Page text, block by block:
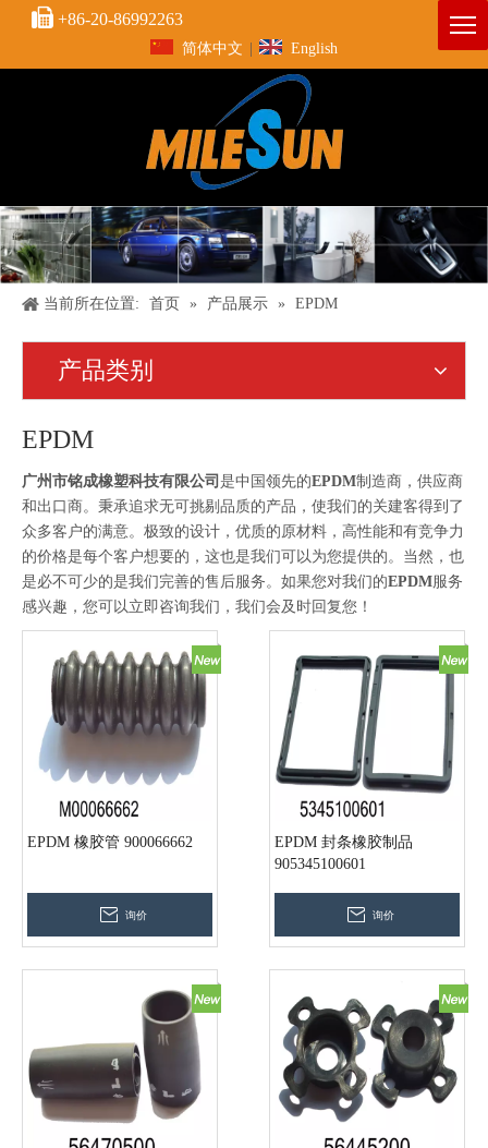
 +86-20-86992263
简体中文 English
当前所在位置: 首页 » 产品展示 » EPDM
产品类别
EPDM
广州市铭成橡塑科技有限公司 是中国领先的EPDM制造商，供应商
和出口商。秉承追求无可挑剔品质的产品，使我们的关建客得到了
众多客户的满意。极致的设计，优质的原材料，高性能和有竞争力
的价格是每个客户想要的，这也是我们可以为您提供的。当然，也
是必不可少的是我们完善的售后服务。如果您对我们的EPDM 服务
感兴趣，您可以立即咨询我们，我们会及时回复您！
EPDM 橡胶管 900066662
询价
EPDM 封条橡胶制品
905345100601
询价